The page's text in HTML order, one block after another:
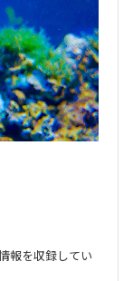
報を収録してい